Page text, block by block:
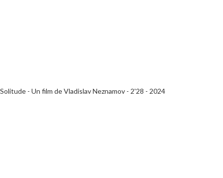
Solitude - Un film de Vladislav Neznamov - 2'28 - 2024